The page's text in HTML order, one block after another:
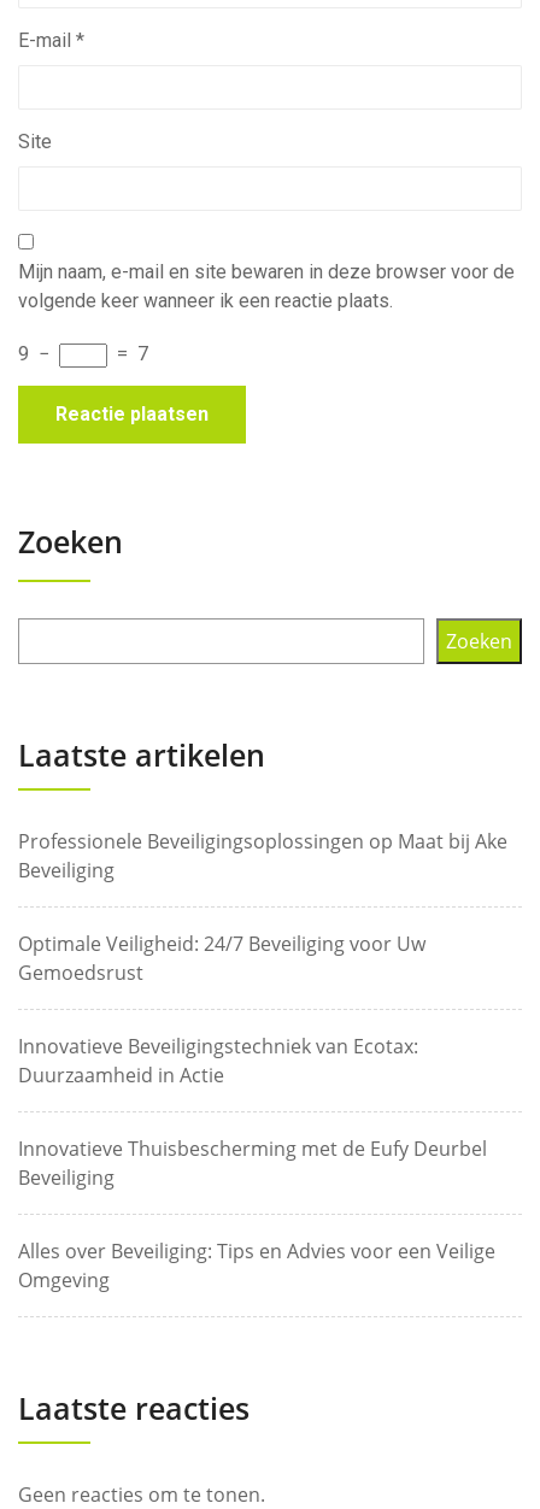
E-mail *
Site
Mijn naam, e-mail en site bewaren in deze browser voor de
volgende keer wanneer ik een reactie plaats.
9 − = 7
Zoeken
Zoeken
Laatste artikelen
Professionele Beveiligingsoplossingen op Maat bij Ake
Beveiliging
Optimale Veiligheid: 24/7 Beveiliging voor Uw
Gemoedsrust
Innovatieve Beveiligingstechniek van Ecotax:
Duurzaamheid in Actie
Innovatieve Thuisbescherming met de Eufy Deurbel
Beveiliging
Alles over Beveiliging: Tips en Advies voor een Veilige
Omgeving
Laatste reacties
Geen reacties om te tonen.